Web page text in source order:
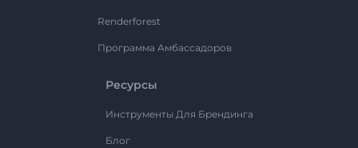
Renderforest
Программа Амбассадоров
Ресурсы
Инструменты Для Брендинга
Блог